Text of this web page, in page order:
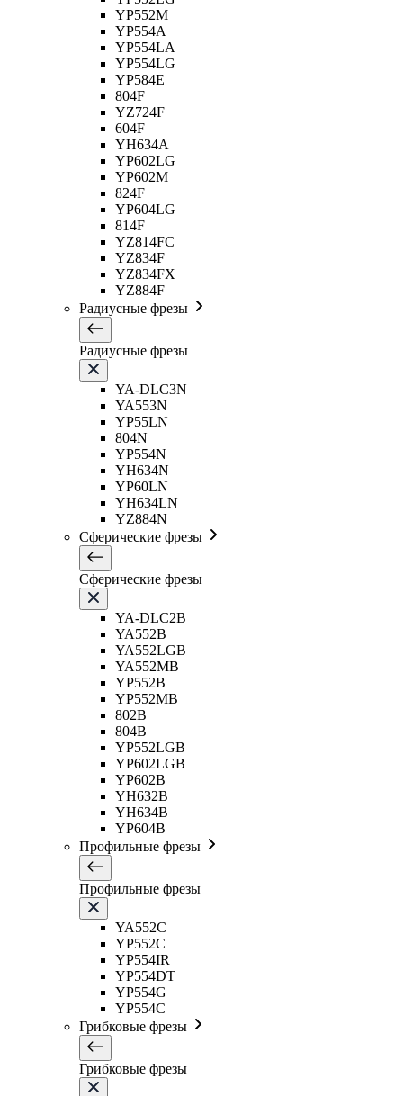
YP552M
YP554A
YP554LA
YP554LG
YP584E
804F
YZ724F
604F
YH634A
YP602LG
YP602M
824F
YP604LG
814F
YZ814FC
YZ834F
YZ834FX
YZ884F
Радиусные фрезы
Радиусные фрезы
YA-DLC3N
YA553N
YP55LN
804N
YP554N
YH634N
YP60LN
YH634LN
YZ884N
Сферические фрезы
Сферические фрезы
YA-DLC2B
YA552B
YA552LGB
YA552MB
YP552B
YP552MB
802B
804B
YP552LGB
YP602LGB
YP602B
YH632B
YH634B
YP604B
Профильные фрезы
Профильные фрезы
YA552C
YP552C
YP554IR
YP554DT
YP554G
YP554C
Грибковые фрезы
Грибковые фрезы